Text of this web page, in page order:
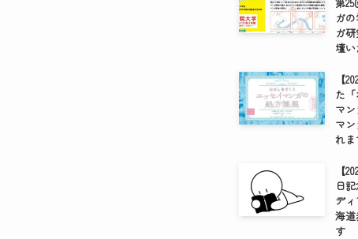
ガ
ガ
壇
【
た
マ
マ
れま
【
日
デ
海
す